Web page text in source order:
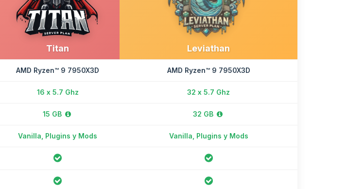
Titan Leviathan
AMD Ryzen™ 9 7950X3D AMD Ryzen™ 9 7950X3D
16 x 5.7 Ghz 32 x 5.7 Ghz
15 GB 32 GB
Vanilla, Plugins y Mods Vanilla, Plugins y Mods